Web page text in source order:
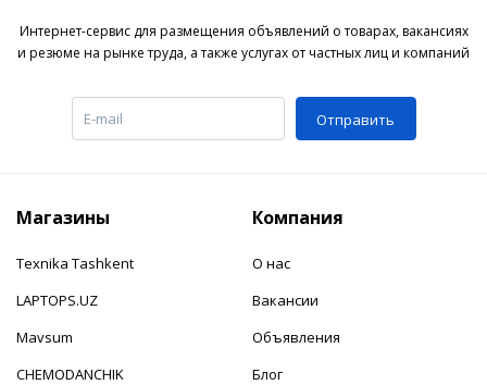
Интернет-сервис для размещения объявлений о товарах, вакансиях
и резюме на рынке труда, а также услугах от частных лиц и компаний
Отправить
Магазины
Texnika Tashkent
LAPTOPS.UZ
Mavsum
CHEMODANCHIK
Компания
О нас
Вакансии
Объявления
Блог